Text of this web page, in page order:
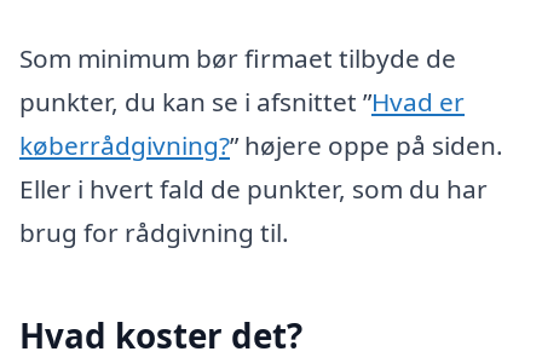
Som minimum bør firmaet tilbyde de
punkter, du kan se i afsnittet ”Hvad er
køberrådgivning?” højere oppe på siden.
Eller i hvert fald de punkter, som du har
brug for rådgivning til.
Hvad koster det?